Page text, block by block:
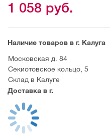
1 058 руб.
Наличие товаров в г. Калуга
Московская д. 84
Секиотовское кольцо, 5
Склад в Калуге
Доставка в г.